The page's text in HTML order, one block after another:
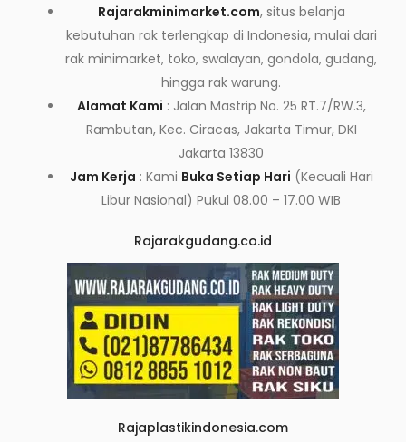
Rajarakminimarket.com, situs belanja
kebutuhan rak terlengkap di Indonesia, mulai dari
rak minimarket, toko, swalayan, gondola, gudang,
hingga rak warung.
Alamat Kami : Jalan Mastrip No. 25 RT.7/RW.3,
Rambutan, Kec. Ciracas, Jakarta Timur, DKI
Jakarta 13830
Jam Kerja : Kami Buka Setiap Hari (Kecuali Hari
Libur Nasional) Pukul 08.00 – 17.00 WIB
Rajarakgudang.co.id
Rajaplastikindonesia.com